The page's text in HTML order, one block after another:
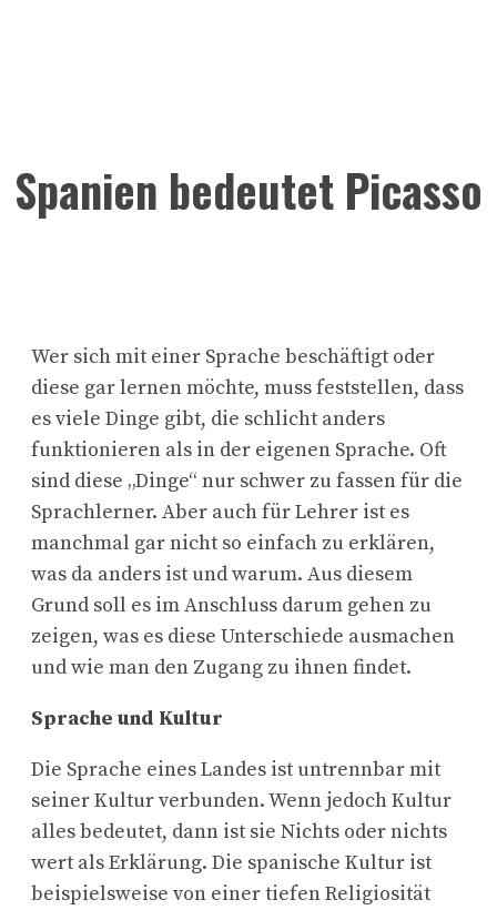
Spanien bedeutet Picasso
Wer sich mit einer Sprache beschäftigt oder
diese gar lernen möchte, muss feststellen, dass
es viele Dinge gibt, die schlicht anders
funktionieren als in der eigenen Sprache. Oft
sind diese „Dinge“ nur schwer zu fassen für die
Sprachlerner. Aber auch für Lehrer ist es
manchmal gar nicht so einfach zu erklären,
was da anders ist und warum. Aus diesem
Grund soll es im Anschluss darum gehen zu
zeigen, was es diese Unterschiede ausmachen
und wie man den Zugang zu ihnen findet.
Sprache und Kultur
Die Sprache eines Landes ist untrennbar mit
seiner Kultur verbunden. Wenn jedoch Kultur
alles bedeutet, dann ist sie Nichts oder nichts
wert als Erklärung. Die spanische Kultur ist
beispielsweise von einer tiefen Religiosität